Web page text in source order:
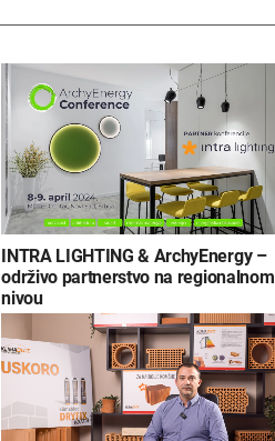
INTRA LIGHTING & ArchyEnergy –
održivo partnerstvo na regionalnom
nivou